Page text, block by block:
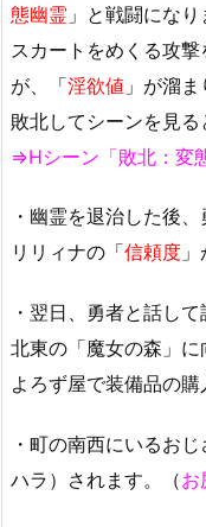
態幽霊 」と戦闘にな
スカートをめくる攻
が、「淫欲値 」が溜ま
敗北してシーンを見る
⇒Hシーン「敗北：変
・幽霊を退治した後
リリィナの「信頼度
・翌日、勇者と話し
北東の「魔女の森」に
よろず屋で装備品の購
・町の南西にいるお
ハラ）されます。（お